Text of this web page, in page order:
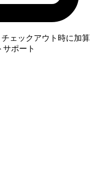
ェックアウト時に加算
ポート